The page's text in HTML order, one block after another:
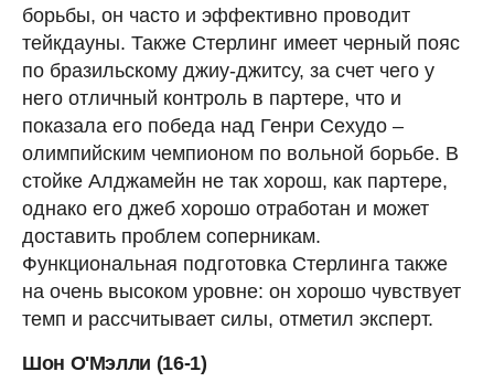
борьбы, он часто и эффективно проводит
тейкдауны. Также Стерлинг имеет черный пояс
по бразильскому джиу-джитсу, за счет чего у
него отличный контроль в партере, что и
показала его победа над Генри Сехудо –
олимпийским чемпионом по вольной борьбе. В
стойке Алджамейн не так хорош, как партере,
однако его джеб хорошо отработан и может
доставить проблем соперникам.
Функциональная подготовка Стерлинга также
на очень высоком уровне: он хорошо чувствует
темп и рассчитывает силы, отметил эксперт.
Шон О'Мэлли (16-1)